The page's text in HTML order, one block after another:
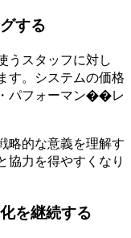
する
うスタッフに対し
。システムの価格
パフォーマン��レ
略的な意義を理解す
協力を得やすくなり
を継続する